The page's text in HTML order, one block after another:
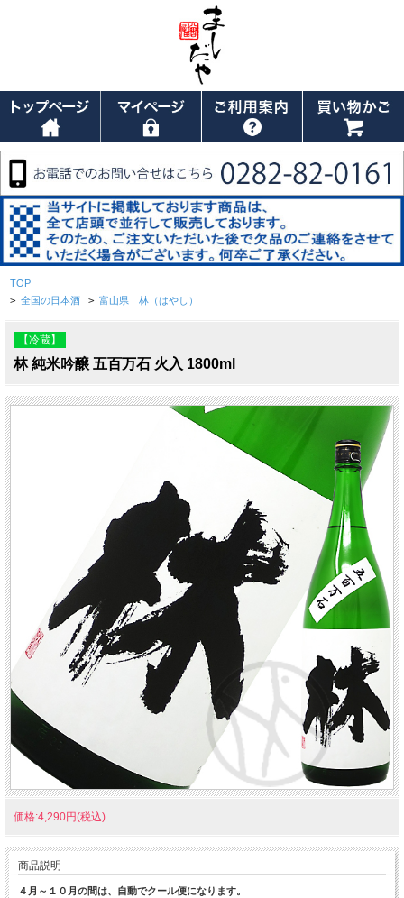
TOP
> 全国の日本酒 > 富山県 林（はやし）
【冷蔵】
林 純米吟醸 五百万石 火入 1800ml
価格:4,290円(税込)
商品説明
４月～１０月の間は、自動でクール便になります。